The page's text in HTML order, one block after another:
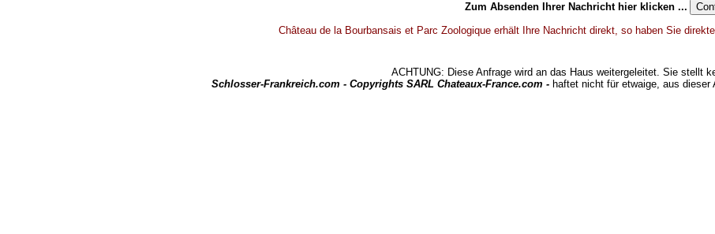
Zum Absenden Ihrer Nachricht hier klicken ...
Château de la Bourbansais et Parc Zoologique erhält Ihre Nachricht direkt, so haben Sie
ACHTUNG: Diese Anfrage wird an das Haus weitergeleitet. Sie stellt
Schlosser-Frankreich.com - Copyrights SARL Chateaux-France.com - haftet nicht für etwaige, aus